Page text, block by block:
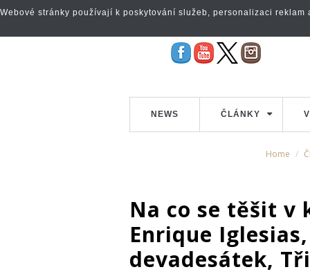
NEWS ČLÁNKY
Home
Na co se těšit v
Enrique
devadesátek,
Webové stránky používají k poskytování služeb, personalizaci